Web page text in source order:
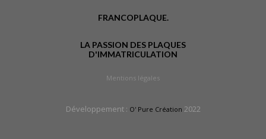
FRANCOPLAQUE.
LA PASSION DES PLAQUES
D'IMMATRICULATION
Mentions légales
Développement : O' Pure Création 2022